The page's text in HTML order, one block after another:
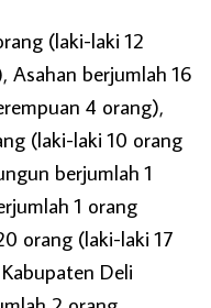
(laki-laki 12
Asahan berjumlah 16
4 orang),
(laki-laki 10 orang
berjumlah 1
1 orang
orang (laki-laki 17
Deli